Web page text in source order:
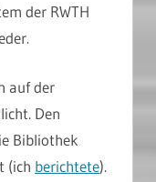
der RWTH
auf der
Den
Bibliothek
(ich berichtete).